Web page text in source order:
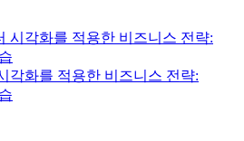
각화를 적용한 비즈니스 전략: